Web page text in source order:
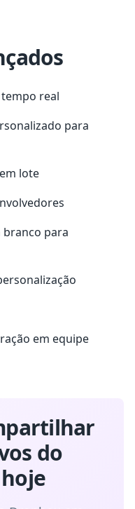
real
para
lote
branco para
em equipe
do